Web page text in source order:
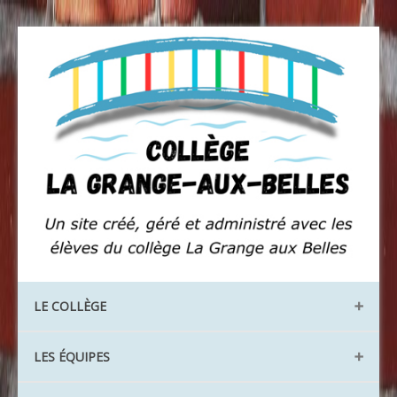
LE COLLÈGE
Les locaux
LES ÉQUIPES